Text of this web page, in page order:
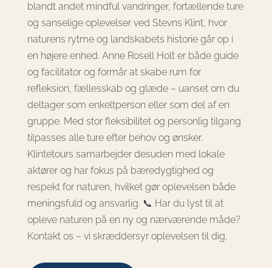
blandt andet mindful vandringer, fortællende ture
og sanselige oplevelser ved Stevns Klint, hvor
naturens rytme og landskabets historie går op i
en højere enhed. Anne Rosell Holt er både guide
og facilitator og formår at skabe rum for
refleksion, fællesskab og glæde – uanset om du
deltager som enkeltperson eller som del af en
gruppe. Med stor fleksibilitet og personlig tilgang
tilpasses alle ture efter behov og ønsker.
Klintetours samarbejder desuden med lokale
aktører og har fokus på bæredygtighed og
respekt for naturen, hvilket gør oplevelsen både
meningsfuld og ansvarlig. 📞 Har du lyst til at
opleve naturen på en ny og nærværende måde?
Kontakt os – vi skræddersyr oplevelsen til dig.